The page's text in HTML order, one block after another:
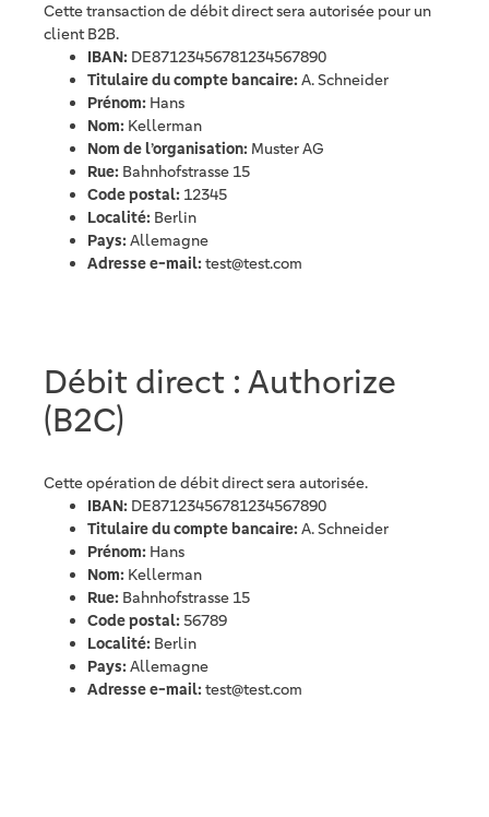
Cette transaction de débit direct sera autorisée pour un
client B2B.
IBAN: DE87123456781234567890
Titulaire du compte bancaire:A. Schneider
Prénom: Hans
Nom: Kellerman
Nom de l’organisation: Muster AG
Rue: Bahnhofstrasse 15
Code postal: 12345
Localité: Berlin
Pays:Allemagne
Adresse e-mail:test@test.com
Débit direct : Authorize
(B2C)
Cette opération de débit direct sera autorisée.
IBAN: DE87123456781234567890
Titulaire du compte bancaire:A. Schneider
Prénom: Hans
Nom: Kellerman
Rue: Bahnhofstrasse 15
Code postal:56789
Localité: Berlin
Pays:Allemagne
Adresse e-mail:test@test.com